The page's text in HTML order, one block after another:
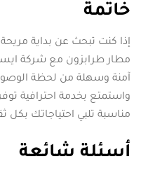
خاتمة
إذا كنت تبحث عن بداية
مطار طرابزون مع شركة
آمنة وسهلة من لحظة
واستمتع بخدمة احترافية
مناسبة تلبي احتياجاتك بكل
أسئلة شائعة